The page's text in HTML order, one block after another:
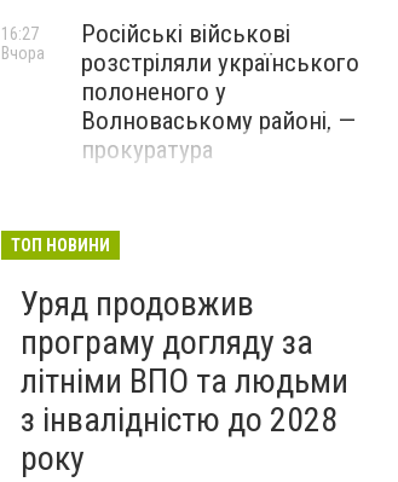
Російські військові
розстріляли українського
полоненого у
Волноваському районі, —
прокуратура
16:27
Вчора
адміністрація оскаржує
судами право власності на
житло
Вчора
ТОП НОВИНИ
Уряд продовжив
програму догляду за
літніми ВПО та людьми
з інвалідністю до 2028
року